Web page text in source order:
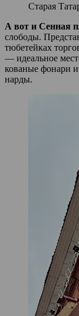
Старая
А вот и Сенная
слободы.
тюбетейках
— идеальное
кованые фонари
нарды.